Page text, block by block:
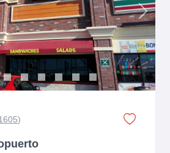
Next
)